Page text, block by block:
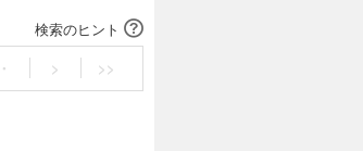
検索のヒント
・ > >>